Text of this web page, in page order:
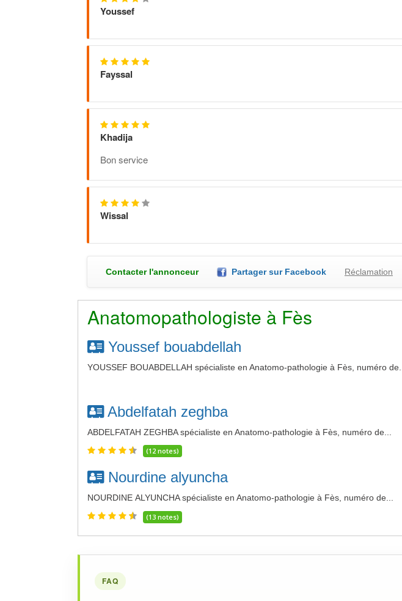
Youssef
Fayssal
Khadija
Bon service
Wissal
Contacter l'annonceur Partager sur Facebook Réclamation
Anatomopathologiste à Fès
Youssef bouabdellah
YOUSSEF BOUABDELLAH spécialiste en Anatomo-pathologie à Fès, numéro de...
Abdelfatah zeghba
ABDELFATAH ZEGHBA spécialiste en Anatomo-pathologie à Fès, numéro de...
(12 notes)
Nourdine alyuncha
NOURDINE ALYUNCHA spécialiste en Anatomo-pathologie à Fès, numéro de...
(13 notes)
FAQ